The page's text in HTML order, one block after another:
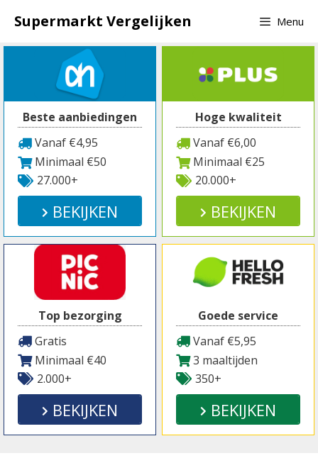
naar
inhoud
Supermarkt Vergelijken Menu
Beste aanbiedingen
Vanaf €4,95
Minimaal €50
27.000+
BEKIJKEN
Hoge kwaliteit
Vanaf €6,00
Minimaal €25
20.000+
BEKIJKEN
Top bezorging
Gratis
Minimaal €40
2.000+
BEKIJKEN
Goede service
Vanaf €5,95
3 maaltijden
350+
BEKIJKEN